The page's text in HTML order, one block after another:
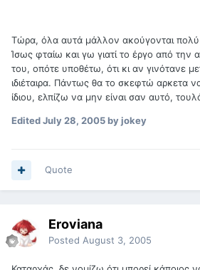
Τώρα, όλα αυτά μάλλον ακούγονται πολύ
Ίσως φταίω και γω γιατί το έργο από την
του, οπότε υποθέτω, ότι κι αν γινότανε
ιδιέταιρα. Πάντως θα το σκεφτώ αρκετα
ίδιου, ελπίζω να μην είναι σαν αυτό,
EditedJuly 28, 2005by jokey
Quote
Eroviana
Posted August 3, 2005